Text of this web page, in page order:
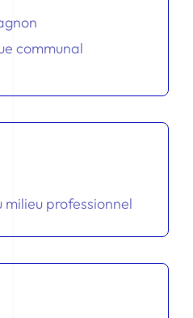
communal
milieu professionnel